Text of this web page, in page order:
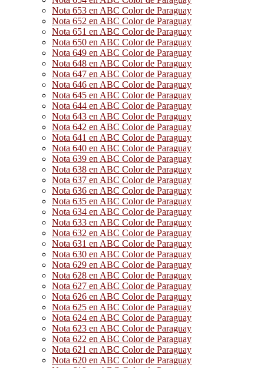
Nota 653 en ABC Color de Paraguay
Nota 652 en ABC Color de Paraguay
Nota 651 en ABC Color de Paraguay
Nota 650 en ABC Color de Paraguay
Nota 649 en ABC Color de Paraguay
Nota 648 en ABC Color de Paraguay
Nota 647 en ABC Color de Paraguay
Nota 646 en ABC Color de Paraguay
Nota 645 en ABC Color de Paraguay
Nota 644 en ABC Color de Paraguay
Nota 643 en ABC Color de Paraguay
Nota 642 en ABC Color de Paraguay
Nota 641 en ABC Color de Paraguay
Nota 640 en ABC Color de Paraguay
Nota 639 en ABC Color de Paraguay
Nota 638 en ABC Color de Paraguay
Nota 637 en ABC Color de Paraguay
Nota 636 en ABC Color de Paraguay
Nota 635 en ABC Color de Paraguay
Nota 634 en ABC Color de Paraguay
Nota 633 en ABC Color de Paraguay
Nota 632 en ABC Color de Paraguay
Nota 631 en ABC Color de Paraguay
Nota 630 en ABC Color de Paraguay
Nota 629 en ABC Color de Paraguay
Nota 628 en ABC Color de Paraguay
Nota 627 en ABC Color de Paraguay
Nota 626 en ABC Color de Paraguay
Nota 625 en ABC Color de Paraguay
Nota 624 en ABC Color de Paraguay
Nota 623 en ABC Color de Paraguay
Nota 622 en ABC Color de Paraguay
Nota 621 en ABC Color de Paraguay
Nota 620 en ABC Color de Paraguay